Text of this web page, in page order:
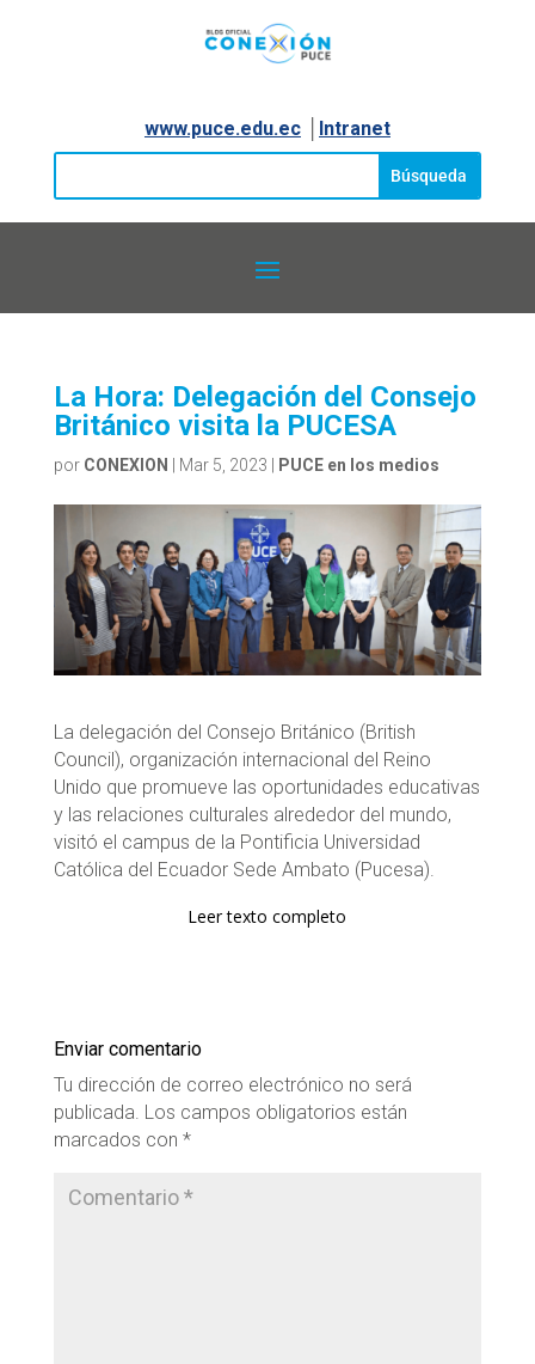
www.puce.edu.ec│ Intranet
La Hora: Delegación del Consejo
Británico visita la PUCESA
por CONEXION Mar 5, 2023 PUCE en los medios
La delegación del Consejo Británico (British
Council), organización internacional del Reino
Unido que promueve las oportunidades educativas
y las relaciones culturales alrededor del mundo,
visitó el campus de la Pontificia Universidad
Católica del Ecuador Sede Ambato (Pucesa).
Leer texto completo
Enviar comentario
Tu dirección de correo electrónico no será
publicada. Los campos obligatorios están
marcados con *